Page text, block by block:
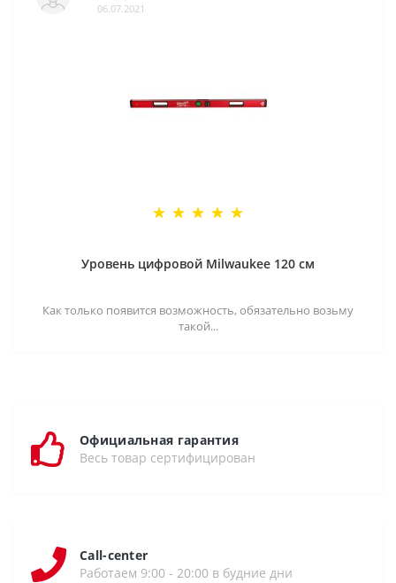
06.07.2021
Уровень цифровой Milwaukee 120 см
Как только появится возможность, обязательно возьму
такой...
Официальная гарантия
Весь товар сертифицирован
Call-center
Работаем 9:00 - 20:00 в будние дни